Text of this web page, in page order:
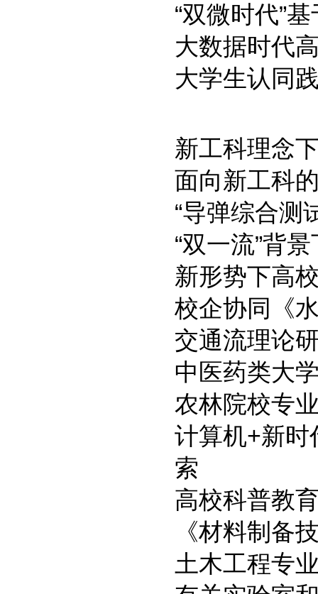
“双微时代”
大数据时代
大学生认同
新工科理念
面向新工科
“导弹综合测
“双一流”背
新形势下高
校企协同《
交通流理论
中医药类大
农林院校专
计算机+新时
索
高校科普教
《材料制备
土木工程专